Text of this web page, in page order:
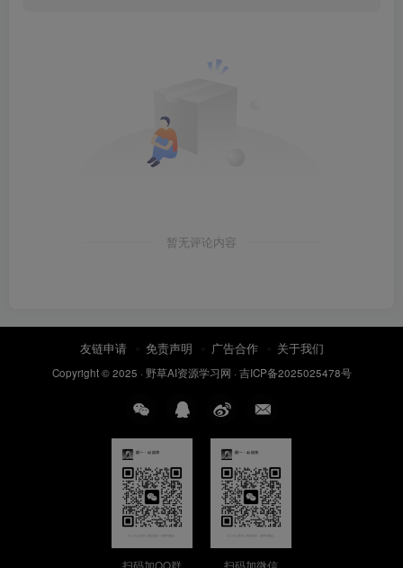
暂无评论内容
友链申请 免责声明 广告合作 关于我们
Copyright © 2025 · 野草AI资源学习网 · 吉ICP备2025025478号